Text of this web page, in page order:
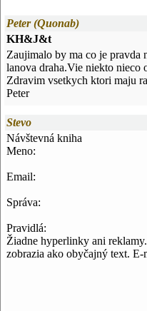
Peter (Quonab)
KH&J&t
Zaujimalo by ma co je pravda
lanova draha.Vie niekto nieco
Zdravim vsetkych ktori maju
Peter
Stevo
Návštevná kniha
Meno:
Email:
Správa:
Pravidlá:
Žiadne hyperlinky ani
zobrazia ako obyčajný text.